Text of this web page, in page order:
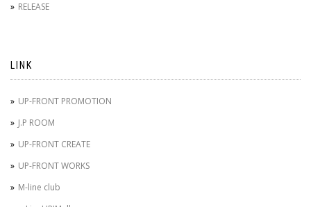
RELEASE
LINK
UP-FRONT PROMOTION
J.P ROOM
UP-FRONT CREATE
UP-FRONT WORKS
M-line club